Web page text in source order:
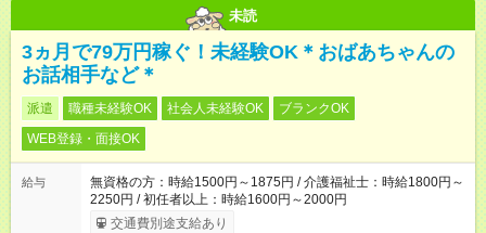
未読
3ヵ月で79万円稼ぐ！未経験OK＊おばあちゃんの
お話相手など＊
派遣 職種未経験OK 社会人未経験OK
ブランクOK
WEB登録・面接OK
給与
無資格の方：時給1500円～1875円 / 介護福祉士：時給1800円～
2250円 / 初任者以上：時給1600円～2000円
交通費別途支給あり